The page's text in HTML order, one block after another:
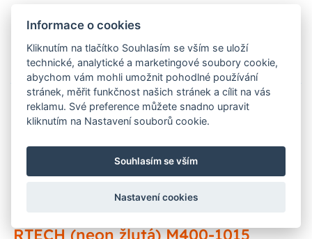
806 Kč
Zobrazit
RTECH (neon žlutá) M400-1015
Informace o cookies
Kliknutím na tlačítko Souhlasím se vším se uloží
technické, analytické a marketingové soubory cookie,
abychom vám mohli umožnit pohodlné používání
stránek, měřit funkčnost našich stránek a cílit na vás
reklamu. Své preference můžete snadno upravit
kliknutím na Nastavení souborů cookie.
Souhlasím se vším
Nastavení cookies